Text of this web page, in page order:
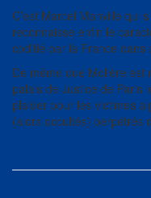
C’est Marcel Manville qui
reconnaisse enfin le
codifié par la France dans
De même que Molière est
palais de Justice de Paris
plaider pour les victimes
(alors occultés) perpétrés